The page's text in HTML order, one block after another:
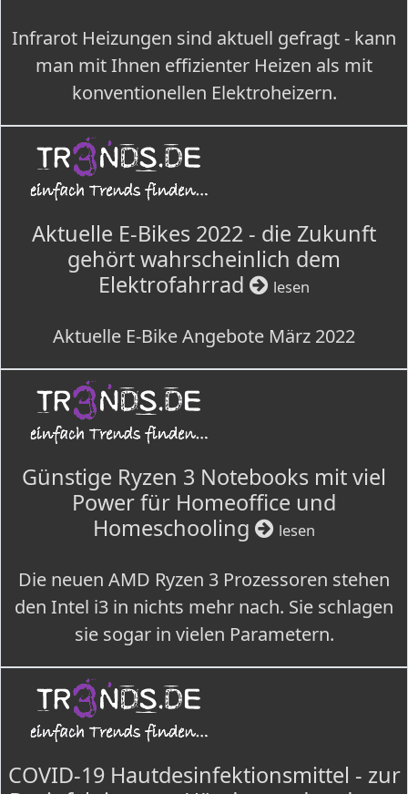
Infrarot Heizungen sind aktuell gefragt - kann
man mit Ihnen effizienter Heizen als mit
konventionellen Elektroheizern.
Aktuelle E-Bikes 2022 - die Zukunft
gehört wahrscheinlich dem
Elektrofahrrad
lesen
Aktuelle E-Bike Angebote März 2022
Günstige Ryzen 3 Notebooks mit viel
Power für Homeoffice und
Homeschooling
lesen
Die neuen AMD Ryzen 3 Prozessoren stehen
den Intel i3 in nichts mehr nach. Sie schlagen
sie sogar in vielen Parametern.
COVID-19 Hautdesinfektionsmittel - zur